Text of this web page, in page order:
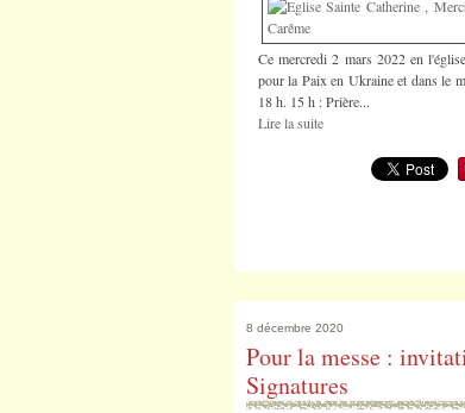
Ce mercredi 2 mars 2022 en
pour la Paix en Ukraine et dans le
18 h. 15 h : Prière...
Lire la suite
8 décembre 2020
Pour la messe :
Signatures